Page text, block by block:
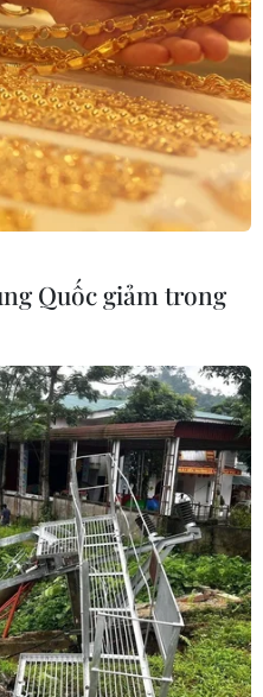
chợ
thành
nước
ASEAN
mặt
đại diện
ngoài
những
Quốc giảm trong